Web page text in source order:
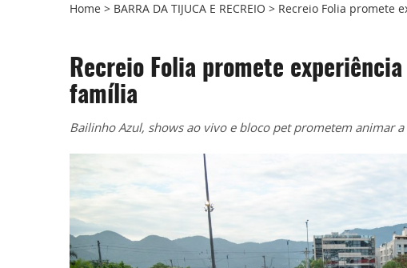
Home > BARRA DA TIJUCA E RECREIO > Recreio Folia promete
Recreio Folia promete
família
Bailinho Azul, shows ao vivo e bloco pet prometem animar